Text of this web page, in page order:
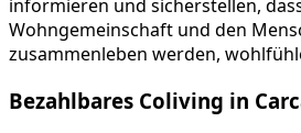
informieren und sicherstellen,
Wohngemeinschaft und den
zusammenleben werden,
Bezahlbares Coliving in